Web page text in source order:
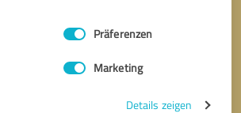
Präferenzen
Marketing
Details zeigen